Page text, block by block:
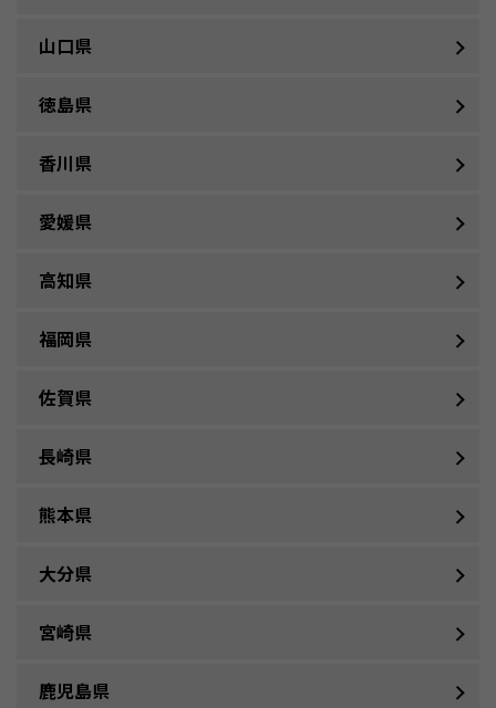
山口県
徳島県
香川県
愛媛県
高知県
福岡県
佐賀県
長崎県
熊本県
大分県
宮崎県
鹿児島県